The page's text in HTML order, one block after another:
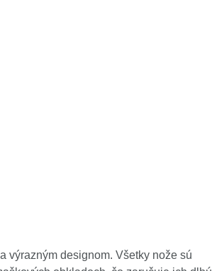
výrazným designom. Všetky nože sú